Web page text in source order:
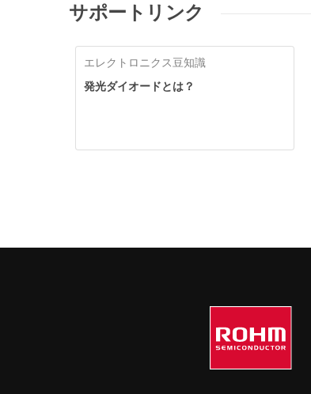
サポートリンク
エレクトロニクス豆知識
発光ダイオードとは？